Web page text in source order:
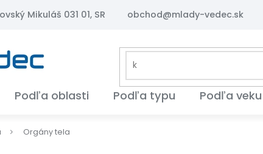
Mikuláš 031 01, SR obchod@mlady-vedec.sk
Podľa oblasti Podľa typu Podľa veku
Orgány tela